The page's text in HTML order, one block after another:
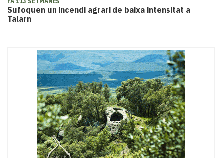
Sufoquen un incendi agrari de baixa intensitat a
Talarn